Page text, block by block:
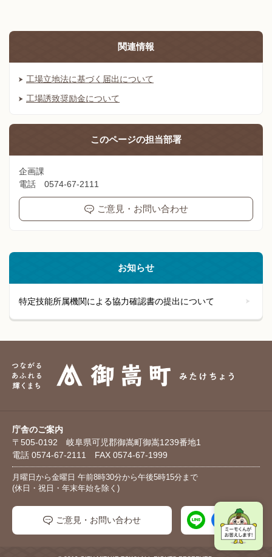
関連情報
工場立地法に基づく届出について
工場誘致奨励金について
このページの担当部署
企画課
電話 0574-67-2111
ご意見・お問い合わせ
お知らせ
特定技能所属機関による協力確認書の提出について
庁舎のご案内
〒505-0192 岐阜県可児郡御嵩町御嵩1239番地1
電話 0574-67-2111 FAX 0574-67-1999
月曜日から金曜日 午前8時30分から午後5時15分まで
(休日・祝日・年末年始を除く)
ご意見・お問い合わせ